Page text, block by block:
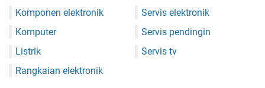
Komponen elektronik
Komputer
Listrik
Rangkaian elektronik
Servis elektronik
Servis pendingin
Servis tv